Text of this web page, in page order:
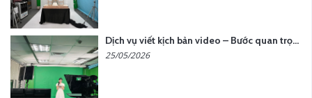
Dịch vụ viết kịch bản video – Bước quan trọng quyết định thành công nội dung
25/05/2026